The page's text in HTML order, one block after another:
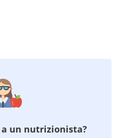
un nutrizionista?